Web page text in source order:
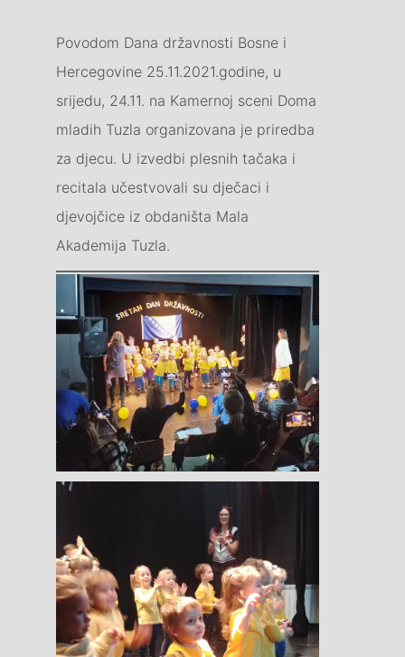
Povodom Dana državnosti Bosne i
Hercegovine 25.11.2021.godine, u
srijedu, 24.11. na Kamernoj sceni Doma
mladih Tuzla organizovana je priredba
za djecu. U izvedbi plesnih tačaka i
recitala učestvovali su dječaci i
djevojčice iz obdaništa Mala
Akademija Tuzla.